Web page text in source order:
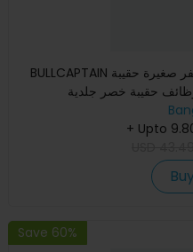
BULLCAPTAIN حقيبة خصر جلدية للرجال حزام سفر صغيرة حقيبة
حقيبة خصر جلدية
+ Upto
Save 60%